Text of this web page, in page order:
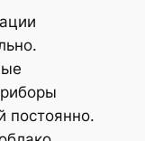
постоянно.